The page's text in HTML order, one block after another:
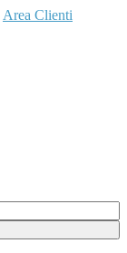
Area Clienti